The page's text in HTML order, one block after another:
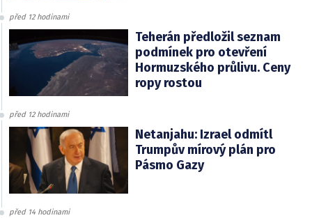
před 12 hodinami
Teherán předložil seznam
podmínek pro otevření
Hormuzského průlivu. Ceny
ropy rostou
před 12 hodinami
Netanjahu: Izrael odmítl
Trumpův mírový plán pro
Pásmo Gazy
před 14 hodinami